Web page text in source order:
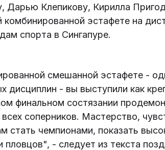
Дарью Клепикову, Кирилла
эстафете на
спорта в Сингапуре.
смешанной эстафете -
дисциплин - вы выступили как
финальном состязании
соперников. Мастерство,
стать чемпионами, показать
пловцов", - следует из текста